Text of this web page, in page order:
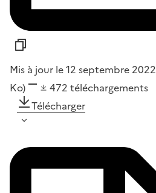
Mis à jour le 12 septembre 2022
Ko)
472 téléchargements
Télécharger